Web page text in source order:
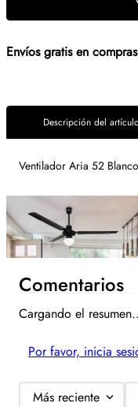
Envíos gratis en
Descripción del artículo
Ventilador Aria 52
Comentarios
Cargando el
Por favor, inicia
Más reciente